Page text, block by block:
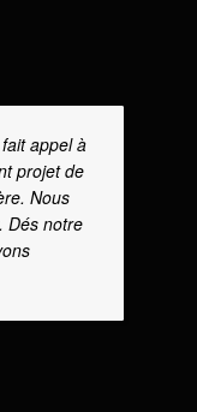
appel à
projet de
Nous
Dés notre